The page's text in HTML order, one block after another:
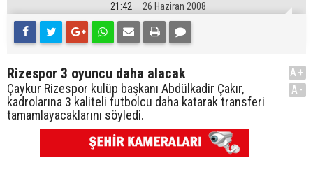
21:42 26 Haziran 2008
Rizespor 3 oyuncu daha alacak
Çaykur Rizespor kulüp başkanı Abdülkadir Çakır,
kadrolarına 3 kaliteli futbolcu daha katarak transferi
tamamlayacaklarını söyledi.
A+
A-